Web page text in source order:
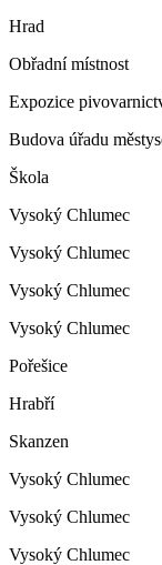
Hrad
Obřadní místnost
Expozice
Budova úřadu
Škola
Vysoký Chlumec
Vysoký Chlumec
Vysoký Chlumec
Vysoký Chlumec
Pořešice
Hrabří
Skanzen
Vysoký Chlumec
Vysoký Chlumec
Vysoký Chlumec